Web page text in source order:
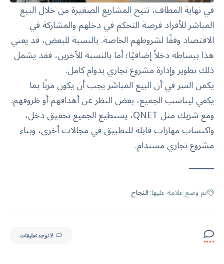
في نهاية المطاف، تتيح المشاريع الصغيرة من خلال البيع
المباشر للأفراد فرصة التحكم في دخلهم والمشاركة في
الاقتصاد وفقًا لشروطهم الخاصة. بالنسبة للبعض، قد يعني
هذا ببساطة دخلاً إضافيًا؛ أما بالنسبة للآخرين، فقد يشمل
ذلك تطوير وإدارة مشروع تجاري بدوام كامل.
يكمن السر في أن البيع المباشر يجب أن يكون مرنًا بما
يكفي ليناسب الجميع، بغض النظر عن أهدافهم أو ظروفهم.
ومع شريك مثل QNET، يستطيع الجميع تحقيق دخل،
واكتساب مهارات قابلة للتطبيق في مجالات أخرى، وبناء
مشروع تجاري مستدام.
تم وضع علامة عليها:النجاح
لا توجد تعليقات